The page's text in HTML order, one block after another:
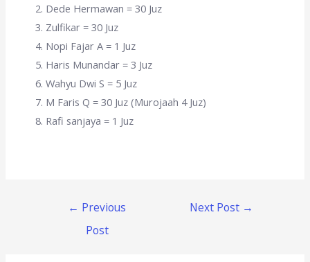
Dede Hermawan = 30 Juz
Zulfikar = 30 Juz
Nopi Fajar A = 1 Juz
Haris Munandar = 3 Juz
Wahyu Dwi S = 5 Juz
M Faris Q = 30 Juz (Murojaah 4 Juz)
Rafi sanjaya = 1 Juz
← Previous
Post
Next Post →